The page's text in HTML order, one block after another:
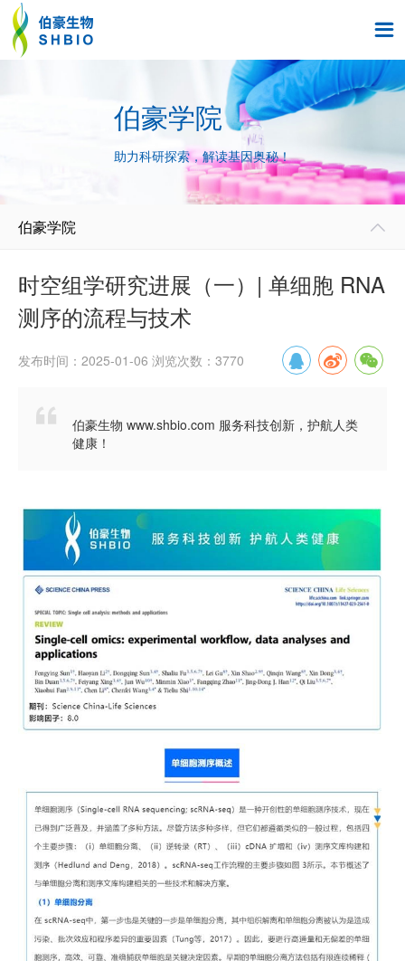

伯豪学院
助力科研探索，解读基因奥秘！
伯豪学院 
时空组学研究进展（一）| 单细胞 RNA
测序的流程与技术
发布时间：2025-01-06 浏览次数：3770

伯豪生物 www.shbio.com 服务科技创新，护航人类
健康！